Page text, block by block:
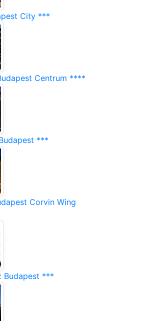
City ***
Centrum ****
***
Corvin Wing
***